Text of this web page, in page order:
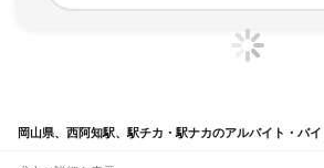
岡山県、西阿知駅、駅チカ・駅ナカのアルバイト・バ